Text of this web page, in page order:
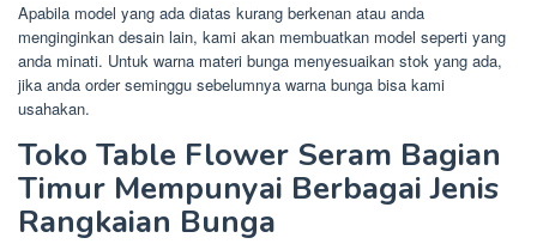
Apabila model yang ada diatas kurang berkenan atau anda
menginginkan desain lain, kami akan membuatkan model seperti yang
anda minati. Untuk warna materi bunga menyesuaikan stok yang ada,
jika anda order seminggu sebelumnya warna bunga bisa kami
usahakan.
Toko Table Flower Seram Bagian
Timur Mempunyai Berbagai Jenis
Rangkaian Bunga